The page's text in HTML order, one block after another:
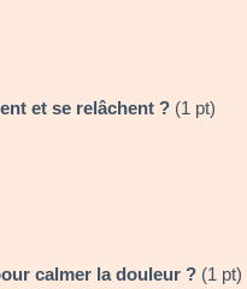
et se relâchent ?(1 pt)
calmer la douleur ?(1 pt)